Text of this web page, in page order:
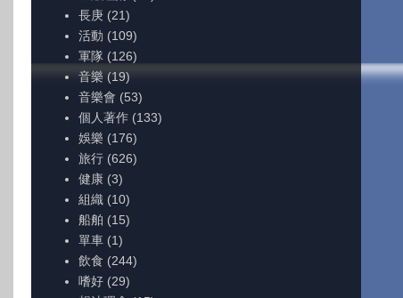
長庚 (21)
活動 (109)
軍隊 (126)
音樂 (19)
音樂會 (53)
個人著作 (133)
娛樂 (176)
旅行 (626)
健康 (3)
組織 (10)
船舶 (15)
單車 (1)
飲食 (244)
嗜好 (29)